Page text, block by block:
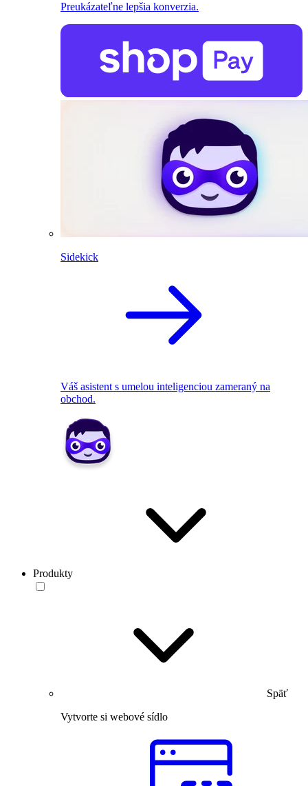
Preukázateľne lepšia konverzia.
Sidekick
Váš asistent s umelou inteligenciou zameraný na
obchod.
Produkty
Späť
Vytvorte si webové sídlo